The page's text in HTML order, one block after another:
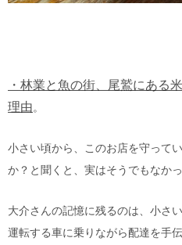
・林業と魚の街、尾鷲にある
理由。
小さい頃から、このお店を守って
か？と聞くと、実はそうでもなかっ
大介さんの記憶に残るのは、小さ
運転する車に乗りながら配達を手伝